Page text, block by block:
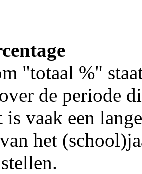
"totaal %"
de periode
vaak een
het